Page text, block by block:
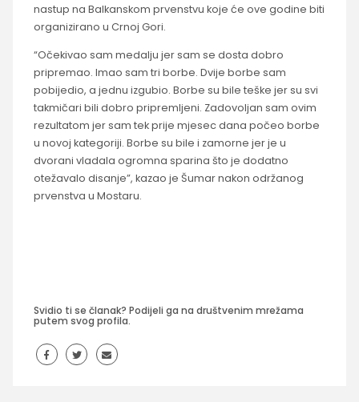
nastup na Balkanskom prvenstvu koje će ove godine biti
organizirano u Crnoj Gori.
“Očekivao sam medalju jer sam se dosta dobro
pripremao. Imao sam tri borbe. Dvije borbe sam
pobijedio, a jednu izgubio. Borbe su bile teške jer su svi
takmičari bili dobro pripremljeni. Zadovoljan sam ovim
rezultatom jer sam tek prije mjesec dana počeo borbe
u novoj kategoriji. Borbe su bile i zamorne jer je u
dvorani vladala ogromna sparina što je dodatno
otežavalo disanje”, kazao je Šumar nakon održanog
prvenstva u Mostaru.
Svidio ti se članak? Podijeli ga na društvenim mrežama
putem svog profila.